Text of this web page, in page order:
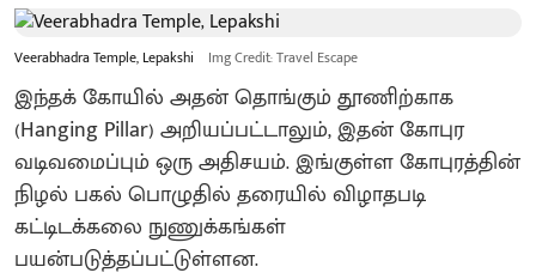
Veerabhadra Temple, Lepakshi Img Credit: Travel Escape
இந்தக் கோயில் அதன் தொங்கும் தூணிற்காக
(Hanging Pillar) அறியப்பட்டாலும், இதன் கோபுர
வடிவமைப்பும் ஒரு அதிசயம். இங்குள்ள கோபுரத்தின்
நிழல் பகல் பொழுதில் தரையில் விழாதபடி
கட்டிடக்கலை நுணுக்கங்கள்
பயன்படுத்தப்பட்டுள்ளன.